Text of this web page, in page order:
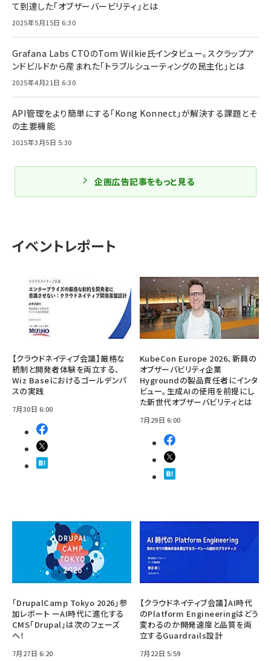
イベントレポート
【クラウドネイティブ会議】厳格な
統制と開発者体験を両立する、
Wiz Baseにおけるゴールデンパ
スの実践
7月30日 6:00
KubeCon Europe 2026、新興の
オブザーバビリティ企業
Hygroundの製品責任者にインタ
ビュー。生成AIの使用を前提にし
た新世代オブザーバビリティとは
7月29日 6:00
「DrupalCamp Tokyo 2026」参
加レポート ーAI時代に進化する
CMS「Drupal」は次のフェーズ
へ！
7月27日 6:20
【クラウドネイティブ会議】AI時代
のPlatform Engineeringはどう
変わるのか――開発速度と品質を両
立するGuardrails設計
7月22日 5:59
て到達した「オブザーバービリティ」とは
2025年5月15日 6:30
Grafana Labs CTOのTom Wilkie氏インタビュー。スクラップア
ンドビルドから産まれた「トラブルシューティングの民主化」とは
2025年4月21日 6:30
API管理をより簡単にする「Kong Konnect」が解決する課題とそ
の主要機能
2025年3月5日 5:30
企画広告記事をもっと見る